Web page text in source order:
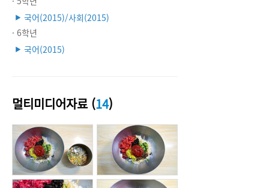
▶ 국어(2015)/사회(2015)
· 6학년
▶ 국어(2015)
멀티미디어자료 (14)